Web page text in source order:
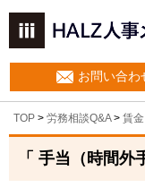
お問い合わ
TOP > 労務相談Q&A> 賃金
「 手当（時間